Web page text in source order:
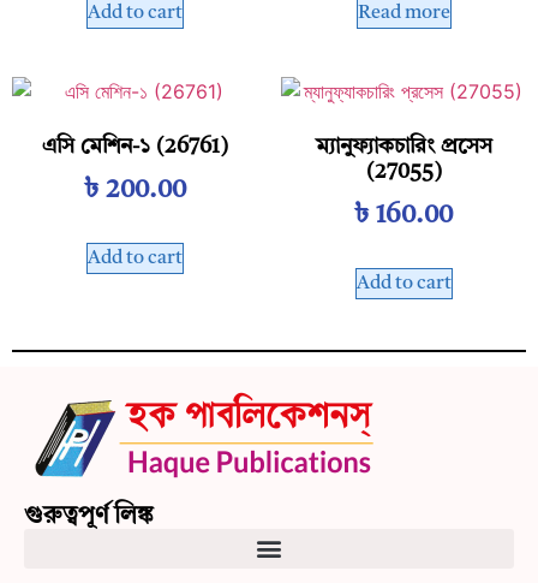
Add to cart Read more
এসি মেশিন-১ (26761)
৳ 200.00
Add to cart
ম্যানুফ্যাকচারিং প্রসেস
(27055)
৳ 160.00
Add to cart
গুরুত্বপূর্ণ লিঙ্ক